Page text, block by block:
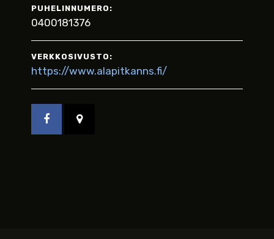
PUHELINNUMERO:
0400181376
VERKKOSIVUSTO:
https://www.alapitkanns.fi/